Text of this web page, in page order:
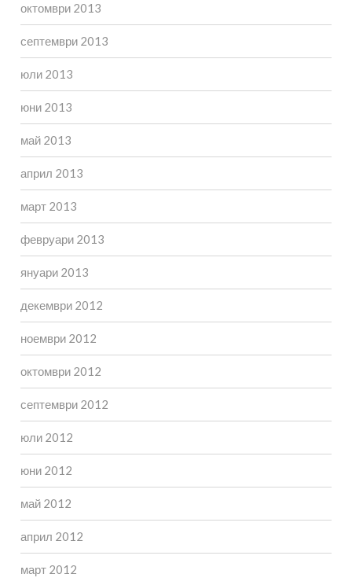
октомври 2013
септември 2013
юли 2013
юни 2013
май 2013
април 2013
март 2013
февруари 2013
януари 2013
декември 2012
ноември 2012
октомври 2012
септември 2012
юли 2012
юни 2012
май 2012
април 2012
март 2012